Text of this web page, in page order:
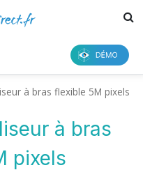
à bras flexible 5M pixels
à bras
pixels